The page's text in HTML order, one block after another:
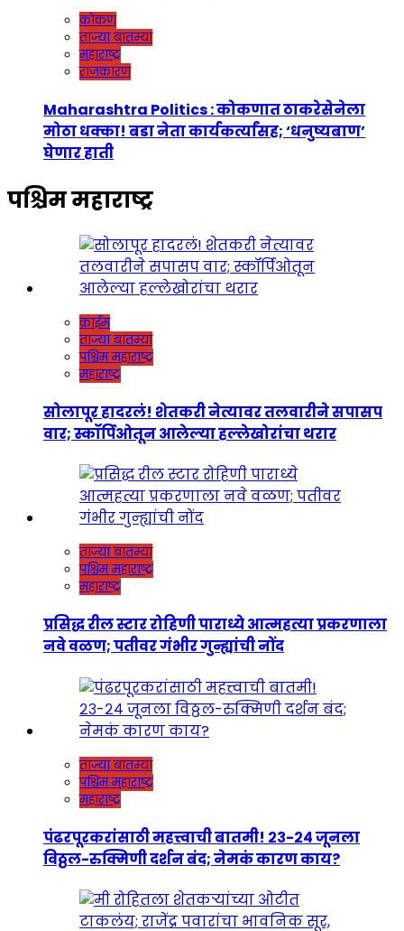
कोकण
ताज्या बातम्या
महाराष्ट्र
राजकारण
Maharashtra Politics : कोकणात ठाकरेसेनेला
मोठा धक्का! बडा नेता कार्यकर्त्यांसह; ‘धनुष्यबाण’
घेणार हाती
पश्चिम महाराष्ट्र
क्राईम
ताज्या बातम्या
पश्चिम महाराष्ट्र
महाराष्ट्र
सोलापूर हादरलं! शेतकरी नेत्यावर तलवारीने सपासप
वार; स्कॉर्पिओतून आलेल्या हल्लेखोरांचा थरार
ताज्या बातम्या
पश्चिम महाराष्ट्र
महाराष्ट्र
प्रसिद्ध रील स्टार रोहिणी पाराध्ये आत्महत्या प्रकरणाला
नवे वळण; पतीवर गंभीर गुन्ह्यांची नोंद
ताज्या बातम्या
पश्चिम महाराष्ट्र
महाराष्ट्र
पंढरपूरकरांसाठी महत्त्वाची बातमी! २३-२४ जूनला
विठ्ठल-रुक्मिणी दर्शन बंद; नेमकं कारण काय?